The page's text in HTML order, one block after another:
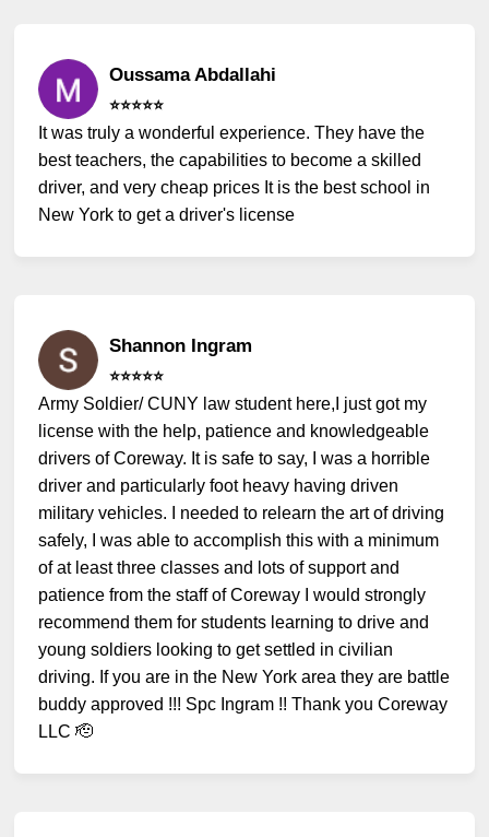
Oussama Abdallahi
⭐️⭐️⭐️⭐️⭐️
It was truly a wonderful experience. They have the
best teachers, the capabilities to become a skilled
driver, and very cheap prices It is the best school in
New York to get a driver's license
Shannon Ingram
⭐️⭐️⭐️⭐️⭐️
Army Soldier/ CUNY law student here,I just got my
license with the help, patience and knowledgeable
drivers of Coreway. It is safe to say, I was a horrible
driver and particularly foot heavy having driven
military vehicles. I needed to relearn the art of driving
safely, I was able to accomplish this with a minimum
of at least three classes and lots of support and
patience from the staff of Coreway I would strongly
recommend them for students learning to drive and
young soldiers looking to get settled in civilian
driving. If you are in the New York area they are battle
buddy approved !!! Spc Ingram !! Thank you Coreway
LLC 🫡